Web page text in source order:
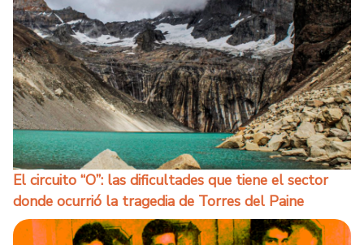
El circuito “O”: las dificultades que tiene el sector
donde ocurrió la tragedia de Torres del Paine